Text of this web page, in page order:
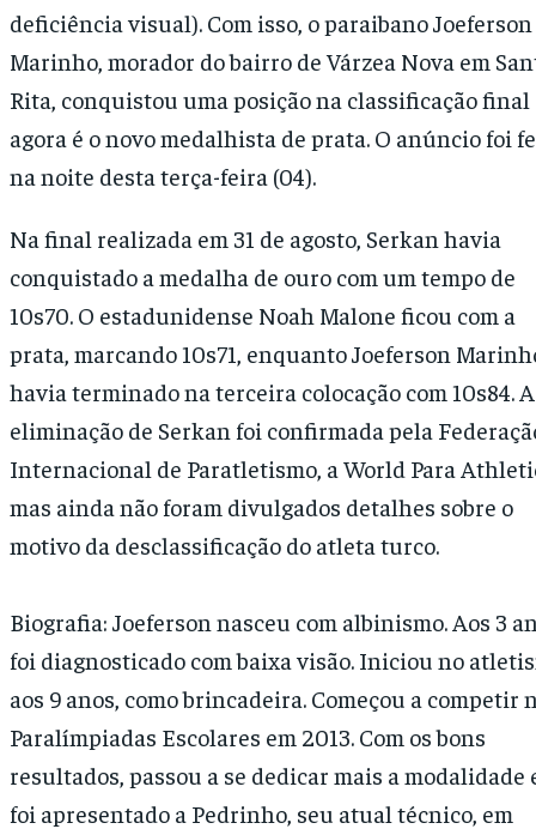
deficiência visual). Com isso, o paraibano Joeferson
Marinho, morador do bairro de Várzea Nova em
Rita, conquistou uma posição na classificação final
agora é o novo medalhista de prata. O anúncio foi
na noite desta terça-feira (04).
Na final realizada em 31 de agosto, Serkan havia
conquistado a medalha de ouro com um tempo de
10s70. O estadunidense Noah Malone ficou com a
prata, marcando 10s71, enquanto Joeferson
havia terminado na terceira colocação com 10s84. A
eliminação de Serkan foi confirmada pela
Internacional de Paratletismo, a World Para
mas ainda não foram divulgados detalhes sobre o
motivo da desclassificação do atleta turco.
Biografia: Joeferson nasceu com albinismo. Aos 3
foi diagnosticado com baixa visão. Iniciou no
aos 9 anos, como brincadeira. Começou a competir
Paralímpiadas Escolares em 2013. Com os bons
resultados, passou a se dedicar mais a modalidade
foi apresentado a Pedrinho, seu atual técnico, em